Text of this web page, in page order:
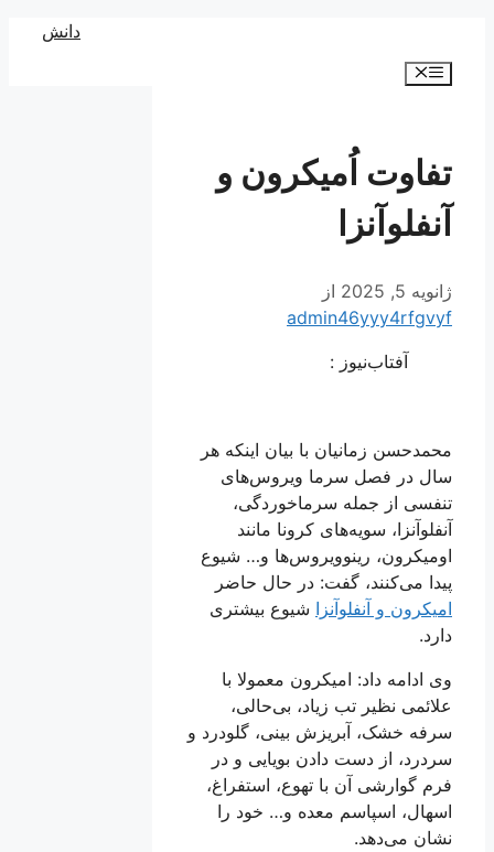
دانش
فهرست
تفاوت اُمیکرون و
آنفلوآنزا
ژانویه 5, 2025
از
admin46yyy4rfgvyf
آفتاب‌‌نیوز :
محمدحسن زمانیان با بیان اینکه هر
سال در فصل سرما ویروس‌های
تنفسی از جمله سرماخوردگی،
آنفلوآنزا، سویه‌های کرونا مانند
اومیکرون، رینوویروس‌ها و… شیوع
پیدا می‌کنند، گفت: در حال حاضر
امیکرون و آنفلوآنزا شیوع بیشتری
دارد.
وی ادامه داد: امیکرون معمولا با
علائمی نظیر تب زیاد، بی‌حالی،
سرفه خشک، آبریزش بینی، گلودرد و
سردرد، از دست دادن بویایی و در
فرم گوارشی آن با تهوع، استفراغ،
اسهال، اسپاسم معده و… خود را
نشان می‌دهد.